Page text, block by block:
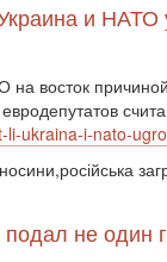
и
восток
li-ukraina-i-nato-
не один